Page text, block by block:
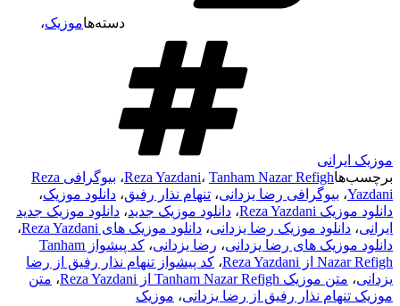
دسته‌هاموزیک،
موزیک ایرانی
برچسب‌ها
Reza Yazdani، Tanham Nazar Refigh ،
بیوگرافی Reza
Yazdani، بیوگرافی رضا یزدانی، تنهام نذار رفیق، دانلود موزیک،
دانلود موزیک Reza Yazdani
، دانلود موزیک جدید، دانلود موزیک جدید
ایرانی، دانلود موزیک رضا یزدانی، دانلود موزیک های Reza Yazdani
،
دانلود موزیک های رضا یزدانی، رضا یزدانی،
کد پیشواز Tanham
Nazar Refigh از Reza Yazdani
، کد پیشواز تنهام نذار رفیق از رضا
یزدانی، متن موزیک Tanham Nazar Refigh از Reza Yazdani ، متن
موزیک تنهام نذار رفیق از رضا یزدانی، موزیک